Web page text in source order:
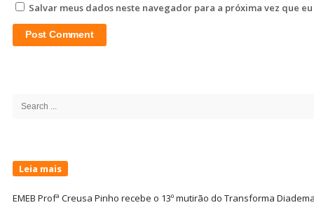
Salvar meus dados neste navegador para a próxima vez que
Search
Leia mais
EMEB Profª Creusa Pinho recebe o 13º mutirão do Transforma